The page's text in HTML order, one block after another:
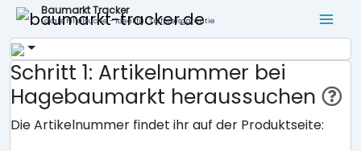
Baumarkt Tracker
Lokale Filialsuche - ideal für Tiefpreisgarantie
Schritt 1: Artikelnummer bei
Hagebaumarkt heraussuchen
Die Artikelnummer findet ihr auf der Produktseite: